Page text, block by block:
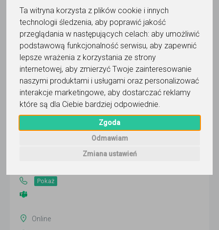
Ta witryna korzysta z plików cookie i innych
technologii śledzenia, aby poprawić jakość
przeglądania w następujących celach: aby umożliwić
podstawową funkcjonalność serwisu, aby zapewnić
lepsze wrażenia z korzystania ze strony
internetowej, aby zmierzyć Twoje zainteresowanie
naszymi produktami i usługami oraz personalizować
interakcje marketingowe, aby dostarczać reklamy
które są dla Ciebie bardziej odpowiednie.
Zgoda
Odmawiam
Zmiana ustawień
Do ulubionych
Oznacz wystąpienie kontaktu
Barbara
Wyślij wiadomość
Pokaż
Online